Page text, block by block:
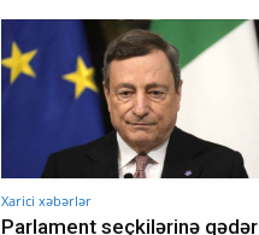
Xarici xəbərlər
Parlament seçkilərinə qədər